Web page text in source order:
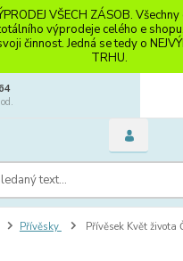
VŠECH ZÁSOB.
výprodeje celého e
činnost. Jedná se tedy o
TRHU.
Přívěsky
Přívěsek Květ života